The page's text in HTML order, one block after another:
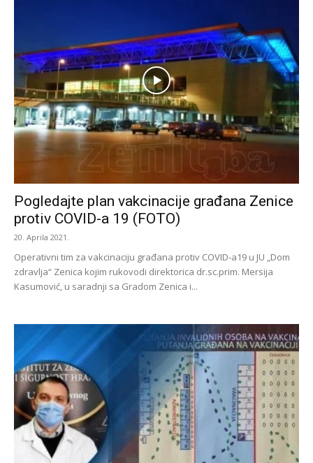
Pogledajte plan vakcinacije građana Zenice
protiv COVID-a 19 (FOTO)
20. Aprila 2021.
Operativni tim za vakcinaciju građana protiv COVID-a19 u JU „Dom
zdravlja“ Zenica kojim rukovodi direktorica dr.sc.prim. Mersija
Kasumović, u saradnji sa Gradom Zenica i...